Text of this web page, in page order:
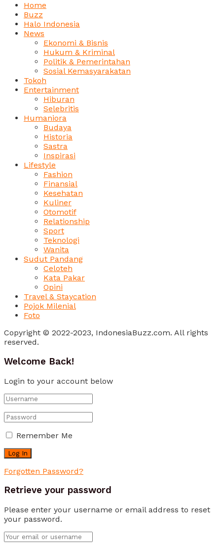
Home
Buzz
Halo Indonesia
News
Ekonomi & Bisnis
Hukum & Kriminal
Politik & Pemerintahan
Sosial Kemasyarakatan
Tokoh
Entertainment
Hiburan
Selebritis
Humaniora
Budaya
Historia
Sastra
Inspirasi
Lifestyle
Fashion
Finansial
Kesehatan
Kuliner
Otomotif
Relationship
Sport
Teknologi
Wanita
Sudut Pandang
Celoteh
Kata Pakar
Opini
Travel & Staycation
Pojok Milenial
Foto
Copyright © 2022-2023, IndonesiaBuzz.com. All rights
reserved.
Welcome Back!
Login to your account below
Remember Me
Forgotten Password?
Retrieve your password
Please enter your username or email address to reset
your password.